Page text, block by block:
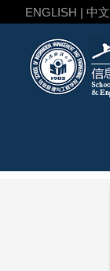
ENGLISH | 中文